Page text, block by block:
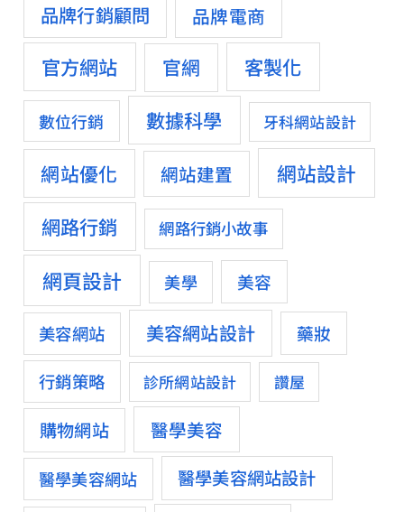
品牌行銷顧問 品牌電商
官方網站 官網 客製化
數位行銷 數據科學 牙科網站設計
網站優化 網站建置
網站設計
網路行銷
網路行銷小故事
網頁設計 美學 美容
美容網站 美容網站設計 藥妝
行銷策略 診所網站設計 讚屋
購物網站 醫學美容
醫學美容網站 醫學美容網站設計